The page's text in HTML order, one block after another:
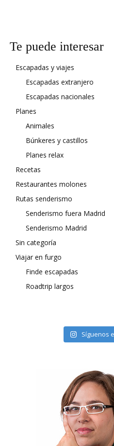
Te puede interesar
Escapadas y viajes
Escapadas extranjero
Escapadas nacionales
Planes
Animales
Búnkeres y castillos
Planes relax
Recetas
Restaurantes molones
Rutas senderismo
Senderismo fuera Madrid
Senderismo Madrid
Sin categoría
Viajar en furgo
Finde escapadas
Roadtrip largos
Síguenos